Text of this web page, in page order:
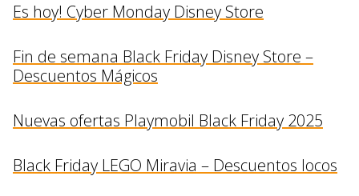
Es hoy! Cyber Monday Disney Store
Fin de semana Black Friday Disney Store –
Descuentos Mágicos
Nuevas ofertas Playmobil Black Friday 2025
Black Friday LEGO Miravia – Descuentos locos